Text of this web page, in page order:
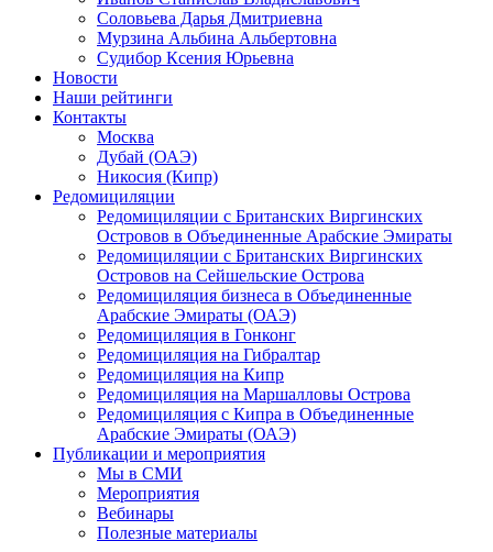
Соловьева Дарья Дмитриевна
Мурзина Альбина Альбертовна
Судибор Ксения Юрьевна
Новости
Наши рейтинги
Контакты
Москва
Дубай (ОАЭ)
Никосия (Кипр)
Редомициляции
Редомициляции с Британских Виргинских
Островов в Объединенные Арабские Эмираты
Редомициляции с Британских Виргинских
Островов на Сейшельские Острова
Редомициляция бизнеса в Объединенные
Арабские Эмираты (ОАЭ)
Редомициляция в Гонконг
Редомициляция на Гибралтар
Редомициляция на Кипр
Редомициляция на Маршалловы Острова
Редомициляция с Кипра в Объединенные
Арабские Эмираты (ОАЭ)
Публикации и мероприятия
Мы в СМИ
Мероприятия
Вебинары
Полезные материалы